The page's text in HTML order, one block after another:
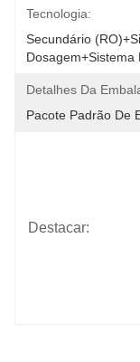
Tecnologia:
Secundário
Dosagem+Sistema
Detalhes Da
Pacote Padrão De
Destacar: